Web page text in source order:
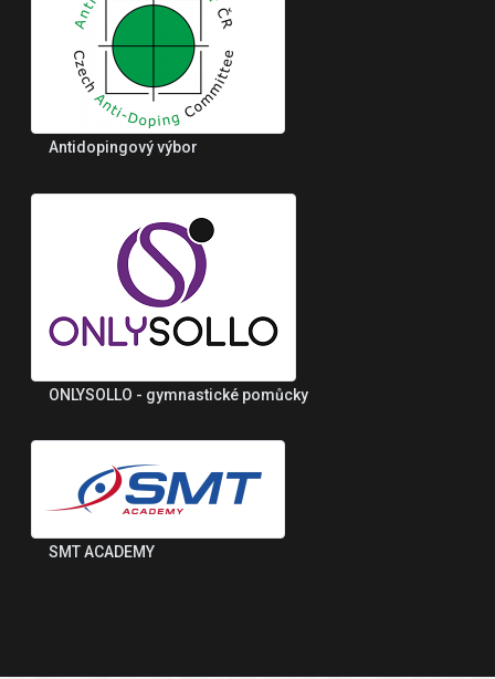
Antidopingový výbor
ONLYSOLLO - gymnastické pomůcky
SMT ACADEMY